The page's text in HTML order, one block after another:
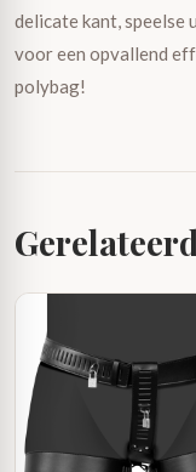
delicate kant, speelse
voor een opvallend
polybag!